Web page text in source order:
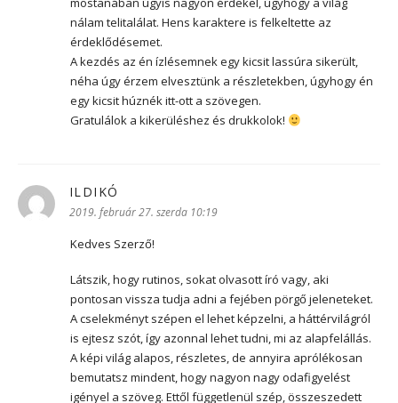
nálam telitalálat. Hens karaktere is felkeltette az
érdeklődésemet.
A kezdés az én ízlésemnek egy kicsit lassúra sikerült,
néha úgy érzem elvesztünk a részletekben, úgyhogy én
egy kicsit húznék itt-ott a szövegen.
Gratulálok a kikerüléshez és drukkolok!
ILDIKÓ
2019. február 27. szerda 10:19
Kedves Szerző!
Látszik, hogy rutinos, sokat olvasott író vagy, aki
pontosan vissza tudja adni a fejében pörgő jeleneteket.
A cselekményt szépen el lehet képzelni, a háttérvilágról
is ejtesz szót, így azonnal lehet tudni, mi az alapfelállás.
A képi világ alapos, részletes, de annyira aprólékosan
bemutatsz mindent, hogy nagyon nagy odafigyelést
igényel a szöveg. Ettől függetlenül szép, összeszedett